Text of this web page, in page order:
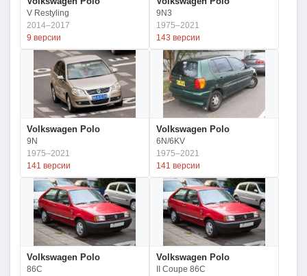
V Restyling
2014–2017
9 версии
9N3
1975–2021
143 версии
Volkswagen Polo
9N
1975–2021
141 версии
Volkswagen Polo
6N/6KV
1975–2021
141 версии
Volkswagen Polo
86C
Volkswagen Polo
II Coupe 86C